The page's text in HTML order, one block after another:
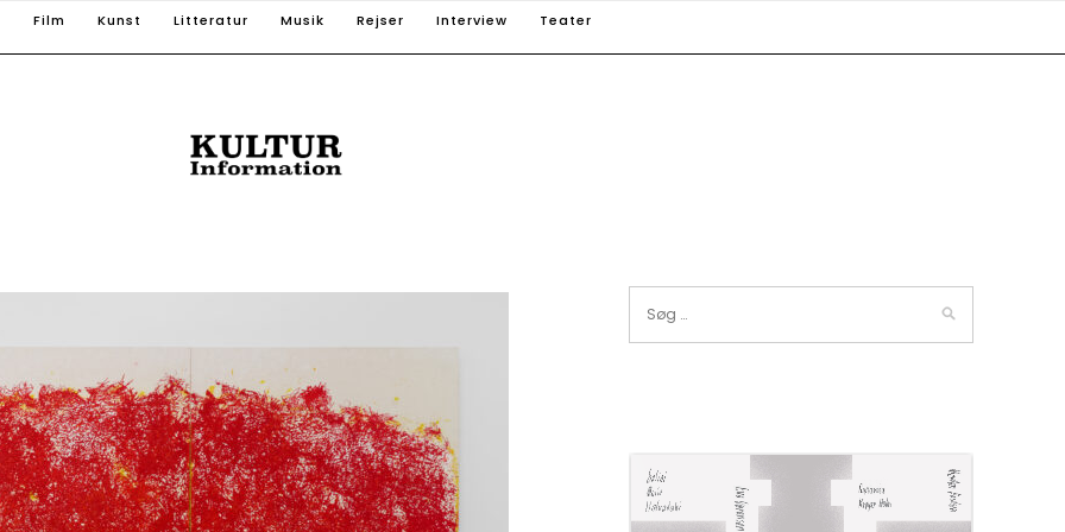
Film Kunst Litteratur Musik Rejser Interview Teater